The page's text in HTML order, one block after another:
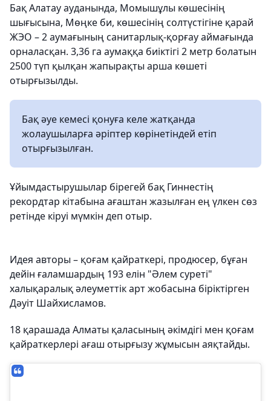
Бақ Алатау ауданында, Момышұлы көшесінің
шығысына, Мөңке би, көшесінің солтүстігіне қарай
ЖЭО – 2 аумағының санитарлық-қорғау аймағында
орналасқан. 3,36 га аумаққа биіктігі 2 метр болатын
2500 түп қылқан жапырақты арша көшеті
отырғызылды.
Бақ әуе кемесі қонуға келе жатқанда
жолаушыларға әріптер көрінетіндей етіп
отырғызылған.
Ұйымдастырушылар бірегей бақ Гиннестің
рекордтар кітабына ағаштан жазылған ең үлкен сөз
ретінде кіруі мүмкін деп отыр.
Идея авторы – қоғам қайраткері, продюсер, бұған
дейін ғаламшардың 193 елін "Әлем суреті"
халықаралық әлеуметтік арт жобасына біріктірген
Дәуіт Шайхисламов.
18 қарашада Алматы қаласының әкімдігі мен қоғам
қайраткерлері ағаш отырғызу жұмысын аяқтайды.